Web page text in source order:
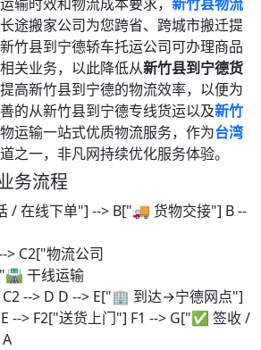
途搬家公司为您跨省、跨城市搬迁提
竹县到宁德轿车托运公司可办理商品
关业务，以此降低从新竹县到宁德货
高新竹县到宁德的物流效率，以便为
的从新竹县到宁德专线货运以及新竹
运输一站式优质物流服务，作为台湾
之一，非凡网持续优化服务体验。
务流程
/ 在线下单"] --> B["🚚 货物交接"] B --
> C2["物流公司
干线运输
C2 --> D D --> E["🏢 到达→宁德网点"]
--> F2["送货上门"] F1 --> G["✅ 签收 /